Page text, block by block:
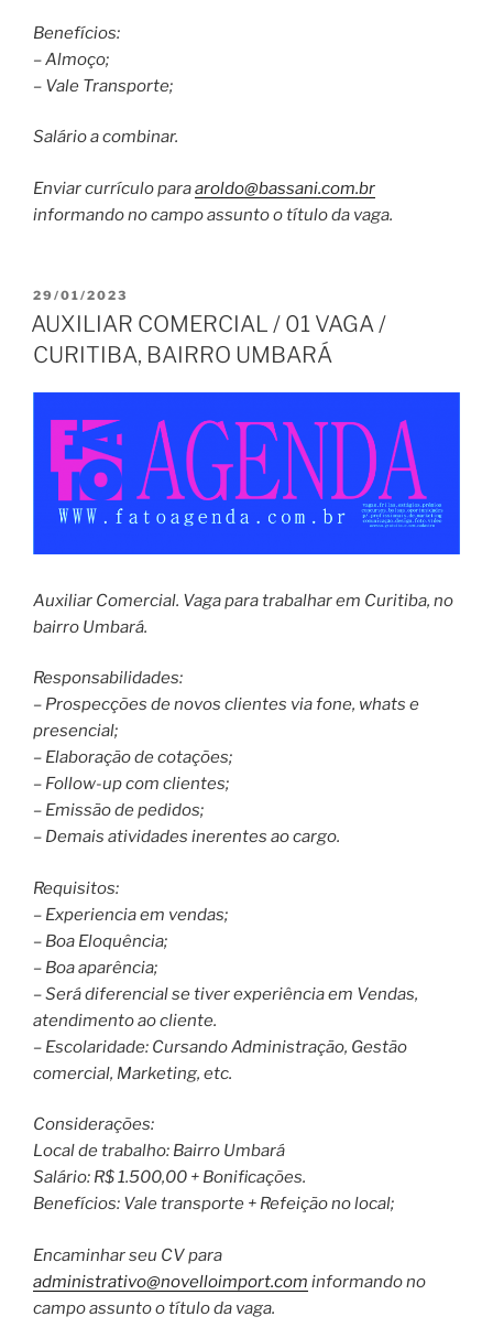
Benefícios:
– Almoço;
– Vale Transporte;
Salário a combinar.
Enviar currículo paraaroldo@bassani.com.br
informando no campo assunto o título da vaga.
PUBLICADO
EM
29/01/2023
AUXILIAR COMERCIAL / 01 VAGA /
CURITIBA, BAIRRO UMBARÁ
Auxiliar Comercial. Vaga para trabalhar em Curitiba, no
bairro Umbará.
Responsabilidades:
– Prospecções de novos clientes via fone, whats e
presencial;
– Elaboração de cotações;
– Follow-up com clientes;
– Emissão de pedidos;
– Demais atividades inerentes ao cargo.
Requisitos:
– Experiencia em vendas;
– Boa Eloquência;
– Boa aparência;
– Será diferencial se tiver experiência em Vendas,
atendimento ao cliente.
– Escolaridade: Cursando Administração, Gestão
comercial, Marketing, etc.
Considerações:
Local de trabalho: Bairro Umbará
Salário: R$ 1.500,00 + Bonificações.
Benefícios: Vale transporte + Refeição no local;
Encaminhar seu CV para
administrativo@novelloimport.com informando no
campo assunto o título da vaga.